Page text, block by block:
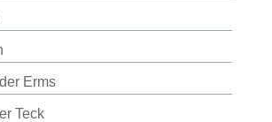
Erms
Teck